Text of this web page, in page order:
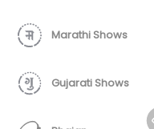
Marathi Shows
Gujarati Shows